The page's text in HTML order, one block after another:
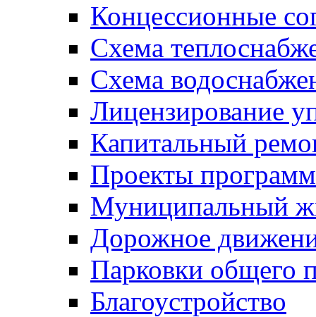
Концессионные
Схема
Схема
Лицензирование
Капитальный
Проекты программ
Муниципальный
Дорожное
Парковки общего
Благоустройство